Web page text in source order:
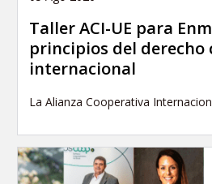
Taller ACI-UE para
principios del derecho
internacional
La Alianza Cooperativa